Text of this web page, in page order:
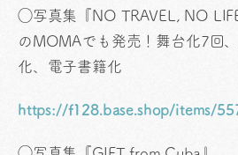
◯写真集『NO TRAVEL, NO
のMOMAでも発売！舞台化7回
化、電子書籍化
https://f128.base.shop/items/